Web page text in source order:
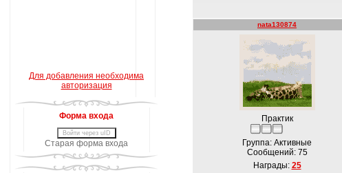
Для добавления необходима
авторизация
Форма входа
Войти через uID
Старая форма входа
nata130874
Практик
Группа: Активные
Сообщений: 75
Награды: 25